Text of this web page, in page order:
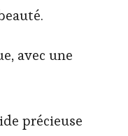
avec une
précieuse